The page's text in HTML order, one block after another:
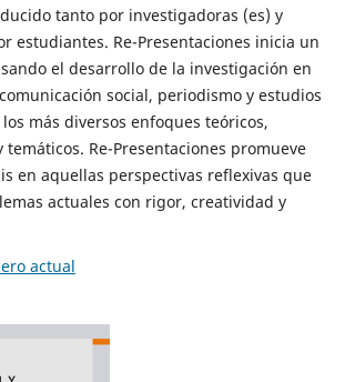
tanto por investigadoras (es) y
estudiantes. Re-Presentaciones inicia un
el desarrollo de la investigación en
social, periodismo y estudios
más diversos enfoques teóricos,
temáticos. Re-Presentaciones promueve
en aquellas perspectivas reflexivas que
actuales con rigor, creatividad y
actual